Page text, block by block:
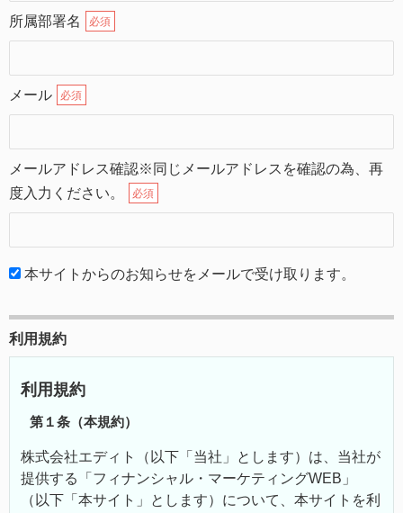
所属部署名 必須
メール 必須
メールアドレス確認※同じメールアドレスを確認の為、再
度入力ください。
必須
本サイトからのお知らせをメールで受け取ります。
利用規約
利用規約
第１条（本規約）
株式会社エディト（以下「当社」とします）は、当社が
提供する「フィナンシャル・マーケティングWEB」
（以下「本サイト」とします）について、本サイトを利